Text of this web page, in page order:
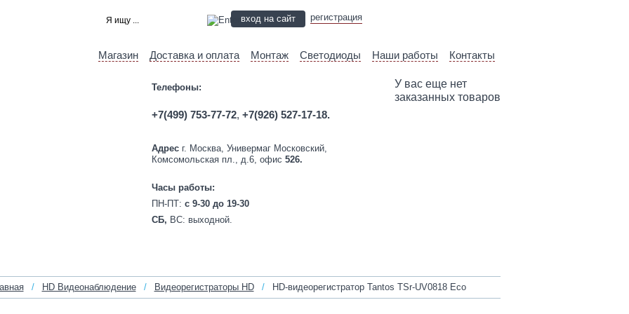
вход на сайт регистрация
Магазин Доставка и оплата Монтаж Светодиоды Наши работы Контакты
У вас еще нет
заказанных товаров
Телефоны:
+7(499) 753-77-72, +7(926) 527-17-18.
Адресг. Москва, Универмаг Московский,
Комсомольская пл., д.6, офис 526.
Часы работы:
ПН-ПТ: c 9-30 до 19-30
СБ, ВС: выходной.
/ HD Видеонаблюдение / Видеорегистраторы HD / HD-видеорегистратор Tantos TSr-UV0818 Eco